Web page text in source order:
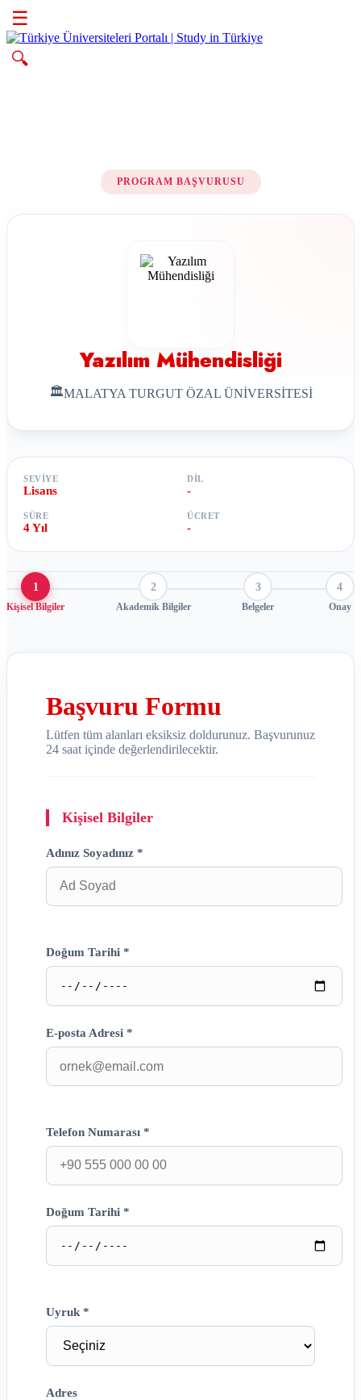
☰
🔍
PROGRAM BAŞVURUSU
Yazılım Mühendisliği
🏛MALATYA TURGUT ÖZAL ÜNİVERSİTESİ
SEVIYE
Lisans
DIL
-
SÜRE
4 Yıl
ÜCRET
-
1
Kişisel Bilgiler
2
Akademik Bilgiler
3
Belgeler
4
Onay
Başvuru Formu
Lütfen tüm alanları eksiksiz doldurunuz. Başvurunuz
24 saat içinde değerlendirilecektir.
Kişisel Bilgiler
Adınız Soyadınız *
Doğum Tarihi *
E-posta Adresi *
Telefon Numarası *
Doğum Tarihi *
Uyruk *
Adres